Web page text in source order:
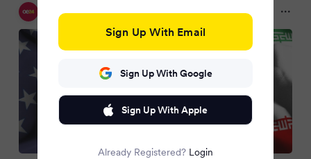
2 months ago
Sign Up With Email
Sign Up With Google
Sign Up With Apple
Already Registered? Login